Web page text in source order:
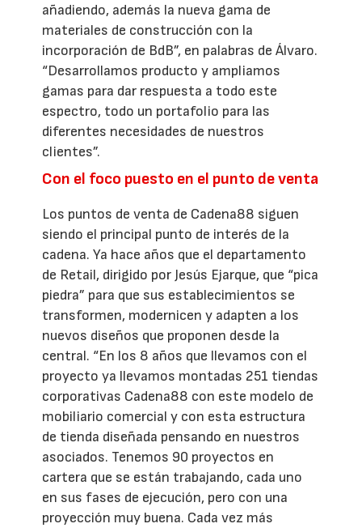
añadiendo, además la nueva gama de
materiales de construcción con la
incorporación de BdB”, en palabras de Álvaro.
“Desarrollamos producto y ampliamos
gamas para dar respuesta a todo este
espectro, todo un portafolio para las
diferentes necesidades de nuestros
clientes”.
Con el foco puesto en el punto de venta
Los puntos de venta de Cadena88 siguen
siendo el principal punto de interés de la
cadena. Ya hace años que el departamento
de Retail, dirigido por Jesús Ejarque, que “pica
piedra” para que sus establecimientos se
transformen, modernicen y adapten a los
nuevos diseños que proponen desde la
central. “En los 8 años que llevamos con el
proyecto ya llevamos montadas 251 tiendas
corporativas Cadena88 con este modelo de
mobiliario comercial y con esta estructura
de tienda diseñada pensando en nuestros
asociados. Tenemos 90 proyectos en
cartera que se están trabajando, cada uno
en sus fases de ejecución, pero con una
proyección muy buena. Cada vez más